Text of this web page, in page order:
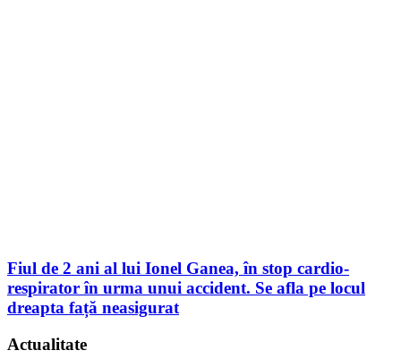
Fiul de 2 ani al lui Ionel Ganea, în stop cardio-
respirator în urma unui accident. Se afla pe locul
dreapta față neasigurat
Actualitate